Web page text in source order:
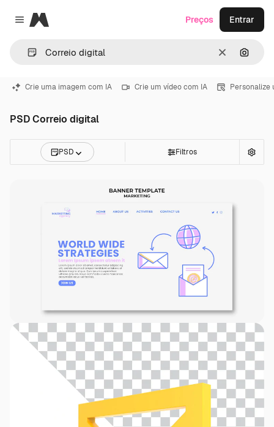
Close menu
Magnific
Limpar
Preços Entrar
Crie uma imagem com IA Crie um vídeo com IA Personalize
PSD Correio digital
PSD Filtros